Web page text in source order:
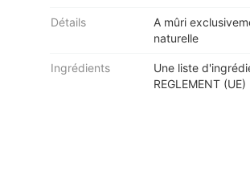
Détails
A mûri
naturelle
Ingrédients
Une liste
REGLEMENT